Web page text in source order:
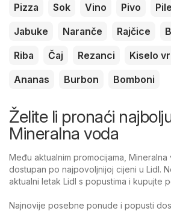
Pizza
Sok Vino Pivo
Jabuke
Naranče Rajčice
Riba
Čaj Rezanci Kiselo
Ananas
Burbon Bomboni
Želite li pronaći
Mineralna voda
Među aktualnim promocijama,
dostupan po najpovoljnijoj cijeni u Lidl.
aktualni letak Lidl s popustima i kupujte
Najnovije posebne ponude i popusti